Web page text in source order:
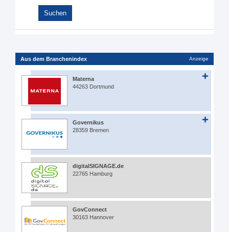
Aus dem Branchenindex Anzeige
Materna
44263 Dortmund
Governikus
28359 Bremen
digitalSIGNAGE.de
22765 Hamburg
GovConnect
30163 Hannover